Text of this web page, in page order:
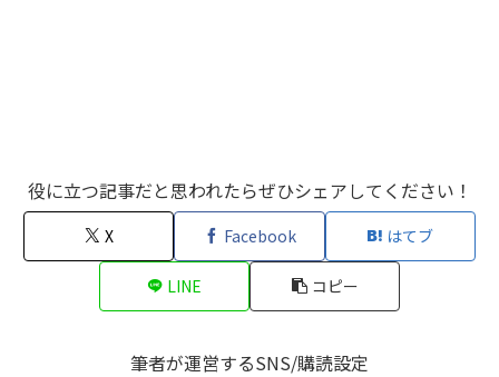
役に立つ記事だと思われたらぜひシェアしてください！
X Facebook はてブ
LINE コピー
筆者が運営するSNS/購読設定